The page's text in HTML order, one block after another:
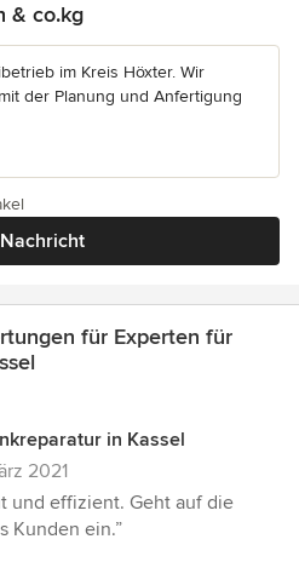
& co.kg
im Kreis Höxter. Wir
der Planung und Anfertigung
Nachricht
für Experten für
in Kassel
2021
und effizient. Geht auf die
Kunden ein.”